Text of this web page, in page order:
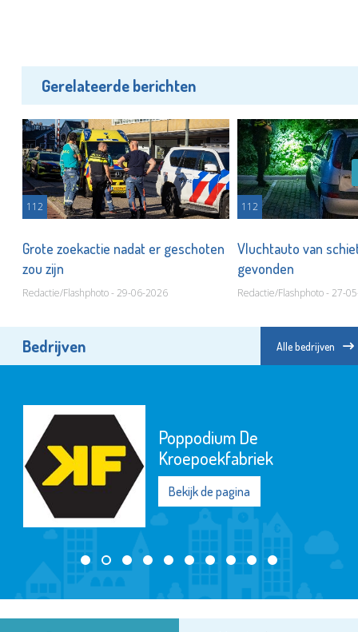
Gerelateerde berichten
112
Grote zoekactie nadat er geschoten
zou zijn
Redactie/Flashphoto - 29-06-2026
112
Vluchtauto van
gevonden
Redactie/Flashphoto - 27-
Bedrijven Alle bedrijven
Poppodium De
Kroepoekfabriek
Bekijk de pagina